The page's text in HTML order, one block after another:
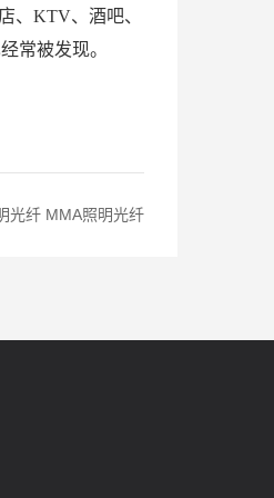
、 KTV、酒吧、
常被发现。
光纤 MMA照明光纤